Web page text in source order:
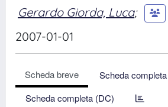
Gerardo Giorda, Luca;
2007-01-01
Scheda breve
Scheda completa
Scheda completa (DC)